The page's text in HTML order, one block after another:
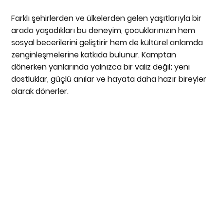
Farklı şehirlerden ve ülkelerden gelen yaşıtlarıyla bir
arada yaşadıkları bu deneyim, çocuklarınızın hem
sosyal becerilerini geliştirir hem de kültürel anlamda
zenginleşmelerine katkıda bulunur. Kamptan
dönerken yanlarında yalnızca bir valiz değil; yeni
dostluklar, güçlü anılar ve hayata daha hazır bireyler
olarak dönerler.